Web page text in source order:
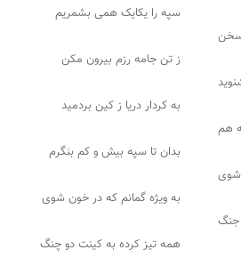
سپه را یکایک همی بشمریم
سخن
ز تن جامه رزم بیرون مکن
به کردار دریا ز کین بردمید
هم
بدان تا سپه بیش و کم بنگرم
شوی
به ویژه گمانم که در خون شوی
جنگ
همه تیز کرده به کینت دو چنگ